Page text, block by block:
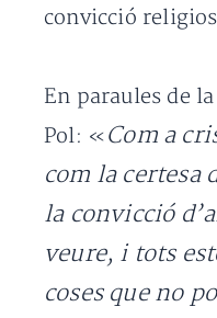
convicció
En paraules de
Pol: «Com a
com la certesa
la convicció
veure, i tots
coses que no